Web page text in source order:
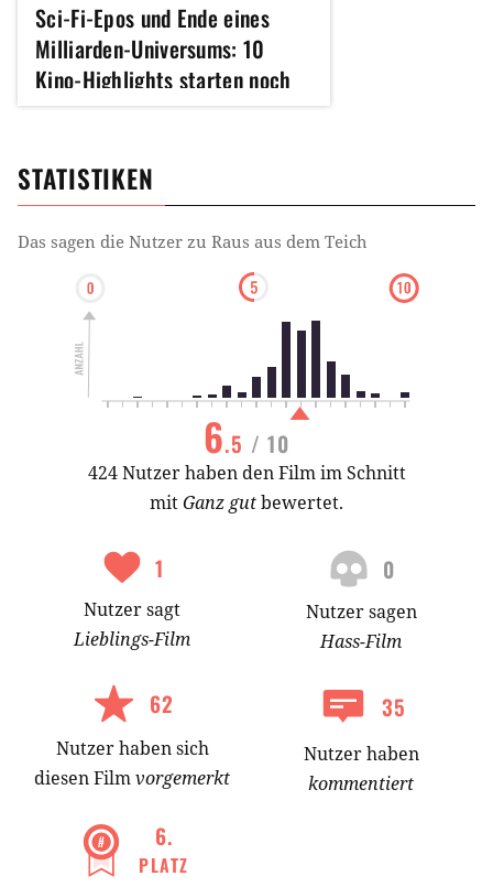
Sci-Fi-Epos und Ende eines
Milliarden-Universums: 10
Kino-Highlights starten noch
dieses Jahr
STATISTIKEN
Das sagen die Nutzer zu Raus aus dem Teich
6.5 / 10
424 Nutzer haben den Film im Schnitt
mitGanz gutbewertet.
1
Nutzersagt
Lieblings-Film
0
Nutzersagen
Hass-Film
62
Nutzerhabensich
diesen Filmvorgemerkt
35
Nutzer haben
kommentiert
6.
PLATZ